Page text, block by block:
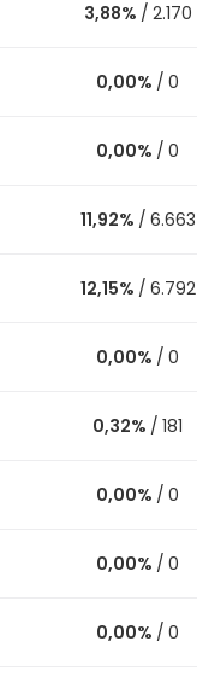
3,88% / 2.170
0,00% / 0
0,00% / 0
11,92% / 6.663
12,15% / 6.792
0,00% / 0
0,32% / 181
0,00% / 0
0,00% / 0
0,00% / 0